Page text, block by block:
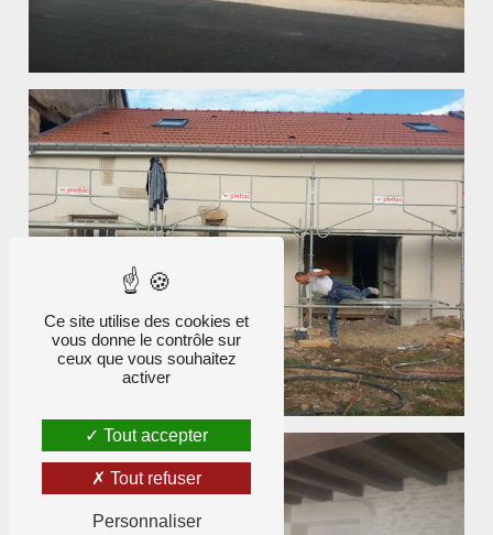
Ce site utilise des cookies et
vous donne le contrôle sur
ceux que vous souhaitez
activer
Tout accepter
Tout refuser
Personnaliser